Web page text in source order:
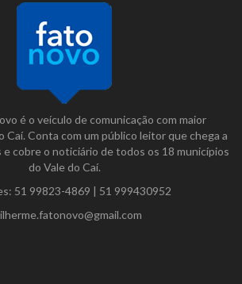
é o veículo de comunicação com maior
Caí. Conta com um público leitor que chega a
e cobre o noticiário de todos os 18 municípios
do Vale do Caí.
51 99823-4869
51 999430952